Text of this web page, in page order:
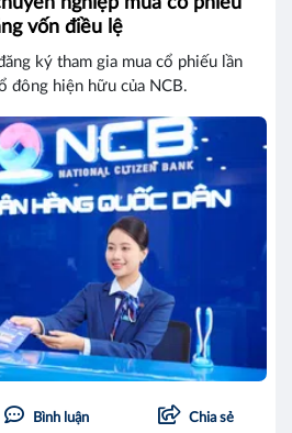
vốn điều lệ
ký tham gia mua cổ phiếu lần
đông hiện hữu của NCB.
Bình luận Chia sẻ